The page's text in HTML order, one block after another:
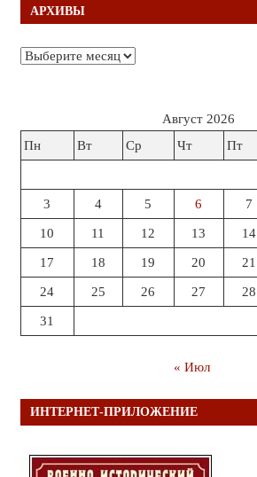
АРХИВЫ
Архивы
Август 2026
Пн
Вт Ср Чт Пт
3 4 5 6 7
10 11 12 13 14
17 18 19 20 21
24 25 26 27 28
31
« Июл
ИНТЕРНЕТ-ПРИЛОЖЕНИЕ